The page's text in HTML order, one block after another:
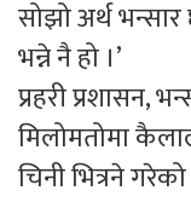
सोझो अर्थ
भन्ने नै हो ।’
प्रहरी प्रशासन,
मिलोमतोमा
चिनी भित्रने